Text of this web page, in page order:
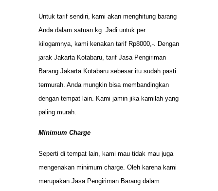
Untuk tarif sendiri, kami akan menghitung barang
Anda dalam satuan kg. Jadi untuk per
kilogamnya, kami kenakan tarif Rp8000,-. Dengan
jarak Jakarta Kotabaru, tarif Jasa Pengiriman
Barang Jakarta Kotabaru sebesar itu sudah pasti
termurah. Anda mungkin bisa membandingkan
dengan tempat lain. Kami jamin jika kamilah yang
paling murah.
Minimum Charge
Seperti di tempat lain, kami mau tidak mau juga
mengenakan minimum charge. Oleh karena kami
merupakan Jasa Pengiriman Barang dalam